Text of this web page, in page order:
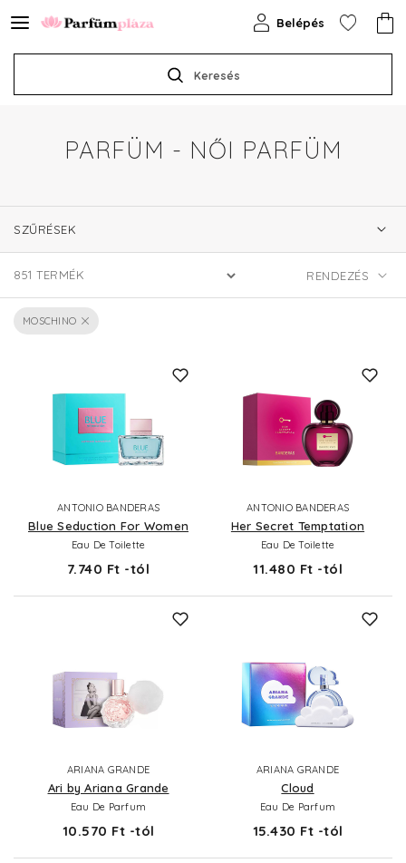
Keresés
Belépés
PARFÜM - NŐI PARFÜM
SZŰRÉSEK
851 TERMÉK
MOSCHINO
ANTONIO BANDERAS
Blue Seduction For Women
Eau De Toilette
7.740 Ft -tól
ANTONIO BANDERAS
Her Secret Temptation
Eau De Toilette
11.480 Ft -tól
ARIANA GRANDE
Ari by Ariana Grande
Eau De Parfum
10.570 Ft -tól
ARIANA GRANDE
Cloud
Eau De Parfum
15.430 Ft -tól